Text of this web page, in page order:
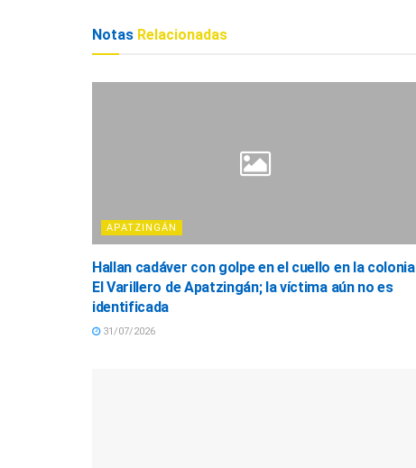
Notas Relacionadas
APATZINGÁN
Hallan cadáver con golpe en el cuello en la colonia
El Varillero de Apatzingán; la víctima aún no es
identificada
31/07/2026